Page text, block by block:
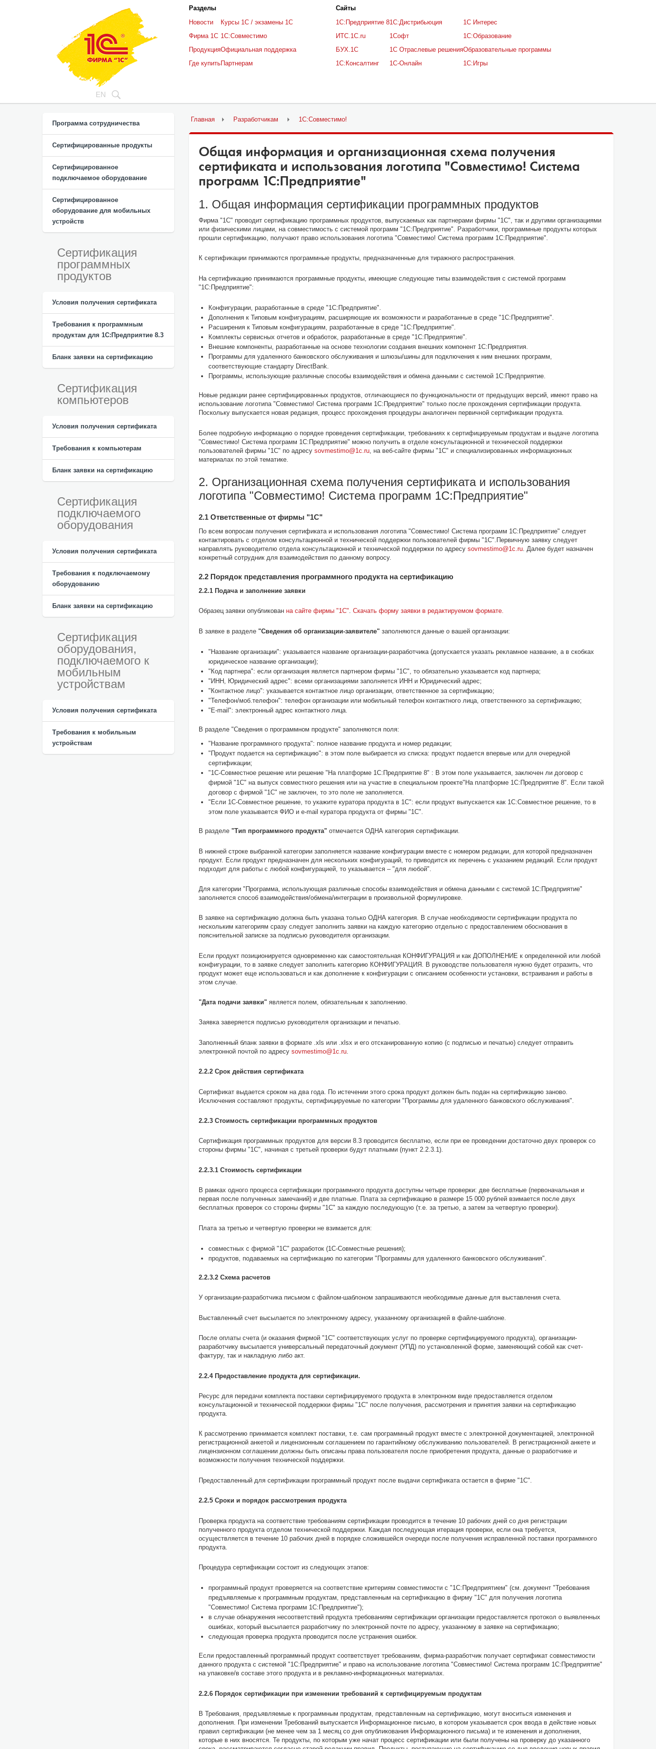
EN
Разделы
Новости
Фирма 1С
Продукция
Где купить
Курсы 1С / экзамены 1С
1С:Совместимо
Официальная поддержка
Партнерам
Cайты
1С:Предприятие 8
ИТС.1C.ru
БУХ.1С
1С:Консалтинг
1С:Дистрибьюция
1Софт
1С Отраслевые решения
1С-Онлайн
1С Интерес
1С:Образование
Образовательные программы
1С:Игры
Программа сотрудничества
Сертифицированные продукты
Сертифицированное
подключаемое оборудование
Сертифицированное
оборудование для мобильных
устройств
Сертификация
программных
продуктов
Условия получения сертификата
Требования к программным
продуктам для 1С:Предприятие 8.3
Бланк заявки на сертификацию
Сертификация
компьютеров
Условия получения сертификата
Требования к компьютерам
Бланк заявки на сертификацию
Сертификация
подключаемого
оборудования
Условия получения сертификата
Требования к подключаемому
оборудованию
Бланк заявки на сертификацию
Сертификация
оборудования,
подключаемого к
мобильным
устройствам
Условия получения сертификата
Требования к мобильным
устройствам
Главная Разработчикам 1C:Совместимо!
Общая информация и организационная схема получения
сертификата и использования логотипа "Совместимо! Система
программ 1С:Предприятие"
1. Общая информация сертификации программных продуктов
Фирма "1С" проводит сертификацию программных продуктов, выпускаемых как партнерами фирмы "1С", так и другими организациями
или физическими лицами, на совместимость с системой программ "1С:Предприятие". Разработчики, программные продукты которых
прошли сертификацию, получают право использования логотипа "Совместимо! Система программ 1С:Предприятие".
К сертификации принимаются программные продукты, предназначенные для тиражного распространения.
На сертификацию принимаются программные продукты, имеющие следующие типы взаимодействия с системой программ
"1С:Предприятие":
Конфигурации, разработанные в среде "1С:Предприятие".
Дополнения к Типовым конфигурациям, расширяющие их возможности и разработанные в среде "1С:Предприятие".
Расширения к Типовым конфигурациям, разработанные в среде "1С:Предприятие".
Комплекты сервисных отчетов и обработок, разработанные в среде "1С:Предприятие".
Внешние компоненты, разработанные на основе технологии создания внешних компонент 1С:Предприятия.
Программы для удаленного банковского обслуживания и шлюзы/шины для подключения к ним внешних программ,
соответствующие стандарту DirectBank.
Программы, использующие различные способы взаимодействия и обмена данными с системой 1С:Предприятие.
Новые редакции ранее сертифицированных продуктов, отличающиеся по функциональности от предыдущих версий, имеют право на
использование логотипа "Совместимо! Система программ 1С:Предприятие" только после прохождения сертификации продукта.
Поскольку выпускается новая редакция, процесс прохождения процедуры аналогичен первичной сертификации продукта.
Более подробную информацию о порядке проведения сертификации, требованиях к сертифицируемым продуктам и выдаче логотипа
"Совместимо! Система программ 1С:Предприятие" можно получить в отделе консультационной и технической поддержки
пользователей фирмы "1С" по адресу sovmestimo@1c.ru , на веб-сайте фирмы "1С" и специализированных информационных
материалах по этой тематике.
2. Организационная схема получения сертификата и использования
логотипа "Совместимо! Система программ 1С:Предприятие"
2.1 Ответственные от фирмы "1С"
По всем вопросам получения сертификата и использования логотипа "Совместимо! Система программ 1С:Предприятие" следует
контактировать с отделом консультационной и технической поддержки пользователей фирмы "1С".Первичную заявку следует
направлять руководителю отдела консультационной и технической поддержки по адресу sovmestimo@1c.ru . Далее будет назначен
конкретный сотрудник для взаимодействия по данному вопросу.
2.2 Порядок представления программного продукта на сертификацию
2.2.1 Подача и заполнение заявки
Образец заявки опубликован на сайте фирмы "1С". Скачать форму заявки в редактируемом формате.
В заявке в разделе "Сведения об организации-заявителе" заполняются данные о вашей организации:
"Название организации": указывается название организации-разработчика (допускается указать рекламное название, а в скобках
юридическое название организации);
"Код партнера": если организация является партнером фирмы "1С", то обязательно указывается код партнера;
"ИНН, Юридический адрес": всеми организациями заполняется ИНН и Юридический адрес;
"Контактное лицо": указывается контактное лицо организации, ответственное за сертификацию;
"Телефон/моб.телефон": телефон организации или мобильный телефон контактного лица, ответственного за сертификацию;
"E-mail": электронный адрес контактного лица.
В разделе "Сведения о программном продукте" заполняются поля:
"Название программного продукта": полное название продукта и номер редакции;
"Продукт подается на сертификацию": в этом поле выбирается из списка: продукт подается впервые или для очередной
сертификации;
"1С-Совместное решение или решение "На платформе 1С:Предприятие 8" : В этом поле указывается, заключен ли договор с
фирмой "1С" на выпуск совместного решения или на участие в специальном проекте"На платформе 1С:Предприятие 8". Если такой
договор с фирмой "1С" не заключен, то это поле не заполняется.
"Если 1С-Совместное решение, то укажите куратора продукта в 1С": если продукт выпускается как 1С:Совместное решение, то в
этом поле указывается ФИО и e-mail куратора продукта от фирмы "1С".
В разделе "Тип программного продукта" отмечается ОДНА категория сертификации.
В нижней строке выбранной категории заполняется название конфигурации вместе с номером редакции, для которой предназначен
продукт. Если продукт предназначен для нескольких конфигураций, то приводится их перечень с указанием редакций. Если продукт
подходит для работы с любой конфигурацией, то указывается – "для любой".
Для категории "Программа, использующая различные способы взаимодействия и обмена данными с системой 1С:Предприятие"
заполняется способ взаимодействия/обмена/интеграции в произвольной формулировке.
В заявке на сертификацию должна быть указана только ОДНА категория. В случае необходимости сертификации продукта по
нескольким категориям сразу следует заполнить заявки на каждую категорию отдельно с предоставлением обоснования в
пояснительной записке за подписью руководителя организации.
Если продукт позиционируется одновременно как самостоятельная КОНФИГУРАЦИЯ и как ДОПОЛНЕНИЕ к определенной или любой
конфигурации, то в заявке следует заполнить категорию КОНФИГУРАЦИЯ. В руководстве пользователя нужно будет отразить, что
продукт может еще использоваться и как дополнение к конфигурации с описанием особенности установки, встраивания и работы в
этом случае.
"Дата подачи заявки" является полем, обязательным к заполнению.
Заявка заверяется подписью руководителя организации и печатью.
Заполненный бланк заявки в формате .xls или .xlsx и его отсканированную копию (с подписью и печатью) следует отправить
электронной почтой по адресу sovmestimo@1c.ru
2.2.2 Срок действия сертификата
Сертификат выдается сроком на два года. По истечении этого срока продукт должен быть подан на сертификацию заново.
Исключения составляют продукты, сертифицируемые по категории "Программы для удаленного банковского обслуживания".
2.2.3 Стоимость сертификации программных продуктов
Сертификация программных продуктов для версии 8.3 проводится бесплатно, если при ее проведении достаточно двух проверок со
стороны фирмы "1С", начиная с третьей проверки будут платными (пункт 2.2.3.1).
2.2.3.1 Стоимость сертификации
В рамках одного процесса сертификации программного продукта доступны четыре проверки: две бесплатные (первоначальная и
первая после полученных замечаний) и две платные. Плата за сертификацию в размере 15 000 рублей взимается после двух
бесплатных проверок со стороны фирмы "1С" за каждую последующую (т.е. за третью, а затем за четвертую проверки).
Плата за третью и четвертую проверки не взимается для:
совместных с фирмой "1С" разработок (1С-Совместные решения);
продуктов, подаваемых на сертификацию по категории "Программы для удаленного банковского обслуживания".
2.2.3.2 Схема расчетов
У организации-разработчика письмом с файлом-шаблоном запрашиваются необходимые данные для выставления счета.
Выставленный счет высылается по электронному адресу, указанному организацией в файле-шаблоне.
После оплаты счета (и оказания фирмой "1С" соответствующих услуг по проверке сертифицируемого продукта), организации-
разработчику высылается универсальный передаточный документ (УПД) по установленной форме, заменяющий собой как счет-
фактуру, так и накладную либо акт.
2.2.4 Предоставление продукта для сертификации.
Ресурс для передачи комплекта поставки сертифицируемого продукта в электронном виде предоставляется отделом
консультационной и технической поддержки фирмы "1С" после получения, рассмотрения и принятия заявки на сертификацию
продукта.
К рассмотрению принимается комплект поставки, т.е. сам программный продукт вместе с электронной документацией, электронной
регистрационной анкетой и лицензионным соглашением по гарантийному обслуживанию пользователей. В регистрационной анкете и
лицензионном соглашении должны быть описаны права пользователя после приобретения продукта, данные о разработчике и
возможности получения технической поддержки.
Предоставленный для сертификации программный продукт после выдачи сертификата остается в фирме "1С".
2.2.5 Сроки и порядок рассмотрения продукта
Проверка продукта на соответствие требованиям сертификации проводится в течение 10 рабочих дней со дня регистрации
полученного продукта отделом технической поддержки. Каждая последующая итерация проверки, если она требуется,
осуществляется в течение 10 рабочих дней в порядке сложившейся очереди после получения исправленной поставки программного
продукта.
Процедура сертификации состоит из следующих этапов:
программный продукт проверяется на соответствие критериям совместимости с "1С:Предприятием" (см. документ "Требования
предъявляемые к программным продуктам, представленным на сертификацию в фирму "1С" для получения логотипа
"Совместимо! Система программ 1С:Предприятие");
в случае обнаружения несоответствий продукта требованиям сертификации организации предоставляется протокол о выявленных
ошибках, который высылается разработчику по электронной почте по адресу, указанному в заявке на сертификацию;
следующая проверка продукта проводится после устранения ошибок.
Если предоставленный программный продукт соответствует требованиям, фирма-разработчик получает сертификат совместимости
данного продукта с системой "1С:Предприятие" и право на использование логотипа "Совместимо! Система программ 1С:Предприятие"
на упаковке/в составе этого продукта и в рекламно-информационных материалах.
2.2.6 Порядок сертификации при изменении требований к сертифицируемым продуктам
В Требования, предъявляемые к программным продуктам, представленным на сертификацию, могут вноситься изменения и
дополнения. При изменении Требований выпускается Информационное письмо, в котором указывается срок ввода в действие новых
правил сертификации (не менее чем за 1 месяц со дня опубликования Информационного письма) и те изменения и дополнения,
которые в них вносятся. Те продукты, по которым уже начат процесс сертификации или были получены на проверку до указанного